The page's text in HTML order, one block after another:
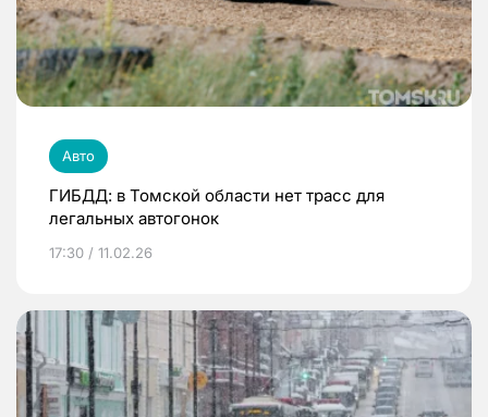
Авто
ГИБДД: в Томской области нет трасс для
легальных автогонок
17:30 / 11.02.26